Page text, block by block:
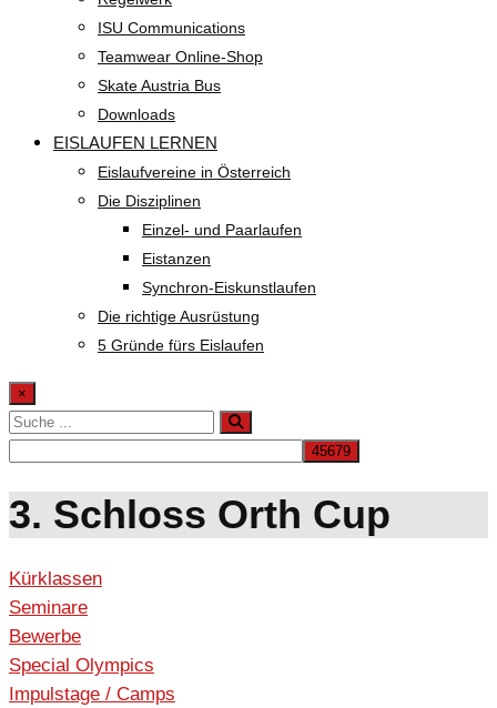
ISU Communications
Teamwear Online-Shop
Skate Austria Bus
Downloads
EISLAUFEN LERNEN
Eislaufvereine in Österreich
Die Disziplinen
Einzel- und Paarlaufen
Eistanzen
Synchron-Eiskunstlaufen
Die richtige Ausrüstung
5 Gründe fürs Eislaufen
×
3. Schloss Orth Cup
Kürklassen
Seminare
Bewerbe
Special Olympics
Impulstage / Camps